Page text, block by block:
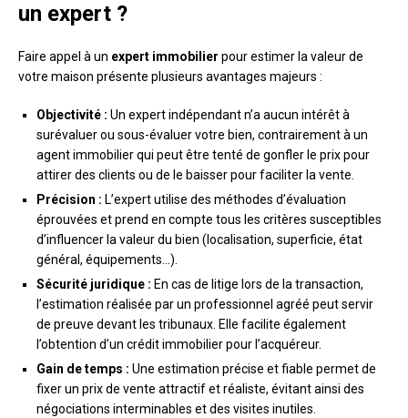
un expert ?
Faire appel à un expert immobilier pour estimer la valeur de
votre maison présente plusieurs avantages majeurs :
Objectivité : Un expert indépendant n’a aucun intérêt à
surévaluer ou sous-évaluer votre bien, contrairement à un
agent immobilier qui peut être tenté de gonfler le prix pour
attirer des clients ou de le baisser pour faciliter la vente.
Précision : L’expert utilise des méthodes d’évaluation
éprouvées et prend en compte tous les critères susceptibles
d’influencer la valeur du bien (localisation, superficie, état
général, équipements…).
Sécurité juridique : En cas de litige lors de la transaction,
l’estimation réalisée par un professionnel agréé peut servir
de preuve devant les tribunaux. Elle facilite également
l’obtention d’un crédit immobilier pour l’acquéreur.
Gain de temps : Une estimation précise et fiable permet de
fixer un prix de vente attractif et réaliste, évitant ainsi des
négociations interminables et des visites inutiles.